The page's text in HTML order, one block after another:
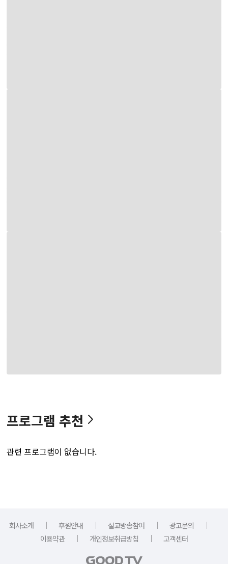
프로그램 추천
관련 프로그램이 없습니다.
회사소개 ｜ 후원안내 ｜ 설교방송참여 ｜ 광고문의
｜
이용약관
｜ 개인정보취급방침 ｜ 고객센터